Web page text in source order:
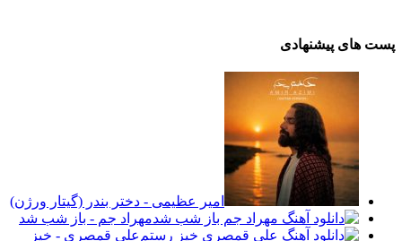
پست های پیشنهادی
امیر عظیمی - دختر بندر (گیتار ورژن)
مهراد جم - باز شب شد
علی قمصری - خیز